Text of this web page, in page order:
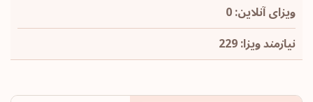
ویزای آنلاین: 0
نیازمند ویزا: 229